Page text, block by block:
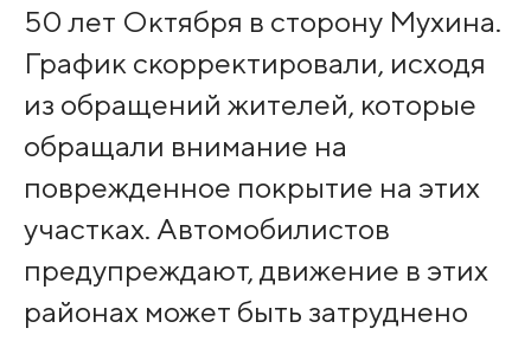
50 лет Октября в сторону Мухина.
График скорректировали, исходя
из обращений жителей, которые
обращали внимание на
поврежденное покрытие на этих
участках. Автомобилистов
предупреждают, движение в этих
районах может быть затруднено